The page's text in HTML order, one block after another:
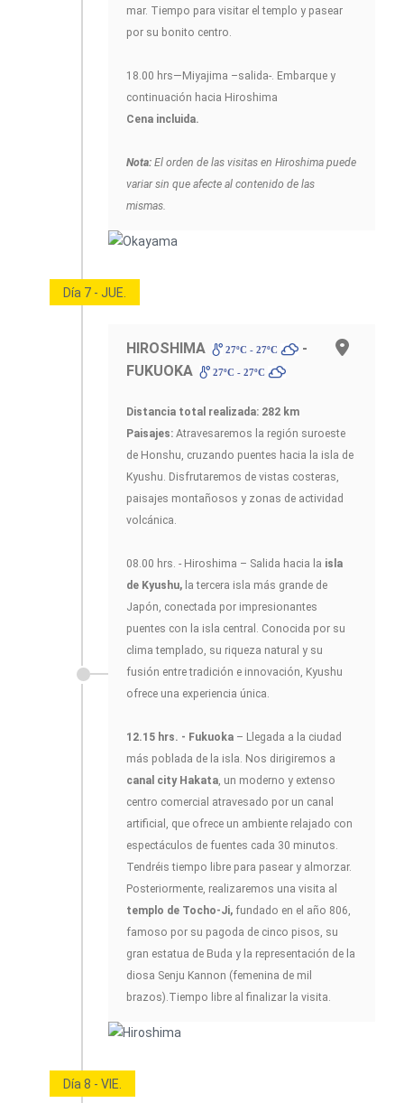
mar. Tiempo para visitar el templo y pasear
por su bonito centro.
18.00 hrs—Miyajima –salida-. Embarque y
continuación hacia Hiroshima
Cena incluida.
Nota: El orden de las visitas en Hiroshima puede
variar sin que afecte al contenido de las
mismas.
Día 7 - JUE.
HIROSHIMA 27ºC - 27ºC
-
FUKUOKA
27ºC - 27ºC
Distancia total realizada: 282 km
Paisajes: Atravesaremos la región suroeste
de Honshu, cruzando puentes hacia la isla de
Kyushu. Disfrutaremos de vistas costeras,
paisajes montañosos y zonas de actividad
volcánica.
08.00 hrs. - Hiroshima – Salida hacia la isla
de Kyushu, la tercera isla más grande de
Japón, conectada por impresionantes
puentes con la isla central. Conocida por su
clima templado, su riqueza natural y su
fusión entre tradición e innovación, Kyushu
ofrece una experiencia única.
12.15 hrs. - Fukuoka – Llegada a la ciudad
más poblada de la isla. Nos dirigiremos a
canal city Hakata , un moderno y extenso
centro comercial atravesado por un canal
artificial, que ofrece un ambiente relajado con
espectáculos de fuentes cada 30 minutos.
Tendréis tiempo libre para pasear y almorzar.
Posteriormente, realizaremos una visita al
templo de Tocho-Ji, fundado en el año 806,
famoso por su pagoda de cinco pisos, su
gran estatua de Buda y la representación de la
diosa Senju Kannon (femenina de mil
brazos).Tiempo libre al finalizar la visita.
Día 8 - VIE.